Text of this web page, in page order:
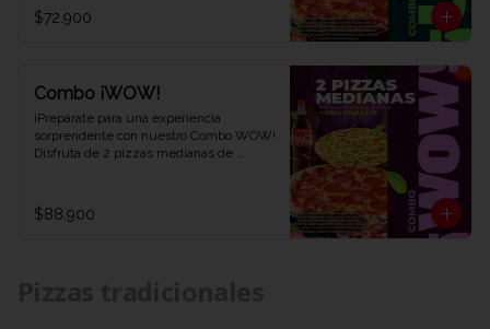
tus antojos y deleitar tus sentidos. ¡Ven
y descubre el combo que te hará decir
$72.900
Combo ¡WOW!
¡Prepárate para una experiencia
sorprendente con nuestro Combo WOW!
Disfruta de 2 pizzas medianas de
combinación explosiva de sabores y
diversión que te dejará diciendo WOW
$88.900